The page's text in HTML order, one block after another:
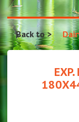
Back to